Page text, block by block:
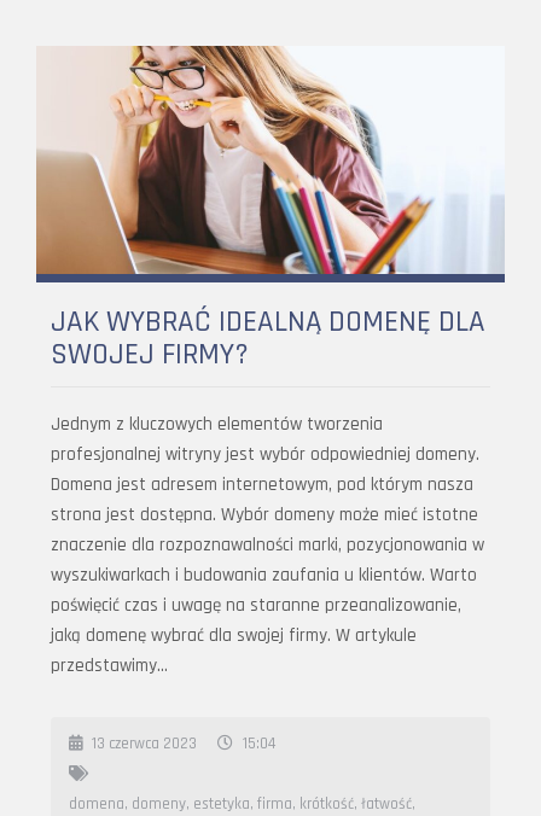
JAK WYBRAĆ IDEALNĄ DOMENĘ DLA
SWOJEJ FIRMY?
Jednym z kluczowych elementów tworzenia
profesjonalnej witryny jest wybór odpowiedniej domeny.
Domena jest adresem internetowym, pod którym nasza
strona jest dostępna. Wybór domeny może mieć istotne
znaczenie dla rozpoznawalności marki, pozycjonowania w
wyszukiwarkach i budowania zaufania u klientów. Warto
poświęcić czas i uwagę na staranne przeanalizowanie,
jaką domenę wybrać dla swojej firmy. W artykule
przedstawimy…
13 czerwca 2023 15:04
domena, domeny, estetyka, firma, krótkość, łatwość,